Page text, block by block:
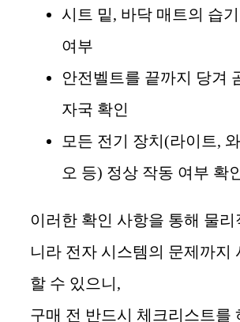
시트 밑, 바닥 매트의 습
여부
안전벨트를 끝까지 당겨
자국 확인
모든 전기 장치(라이트,
오 등) 정상 작동 여부 확
이러한 확인 사항을 통해 물
니라 전자 시스템의 문제까지
할 수 있으니,
구매 전 반드시 체크리스트를